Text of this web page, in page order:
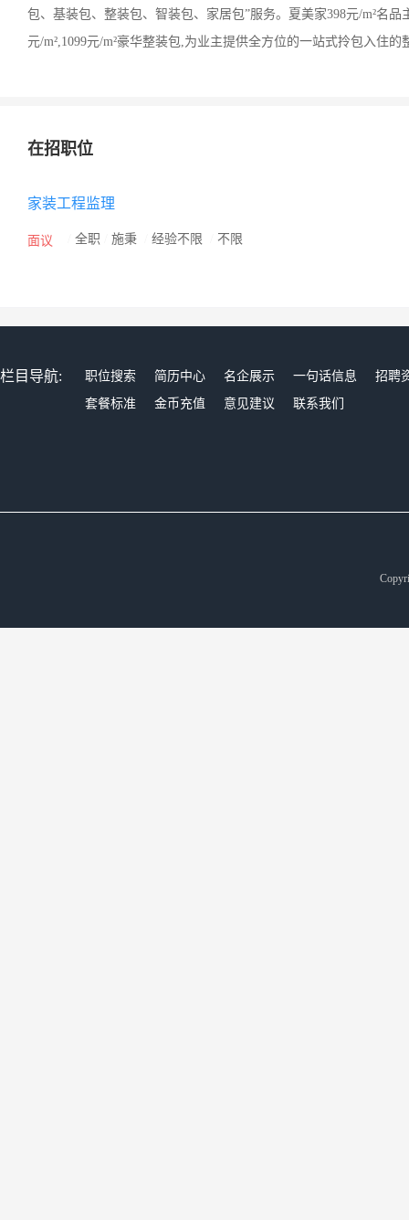
包、基装包、整装包、智装包、家居包”服务。夏美家398元/m²名
元/m²,1099元/m²豪华整装包,为业主提供全方位的一站式拎包入住的
在招职位
家装工程监理
面议 全职 施秉 经验不限 不限
栏目导航: 职位搜索 简历中心 名企展示 一句话信息
招聘
套餐标准
金币充值 意见建议 联系我们